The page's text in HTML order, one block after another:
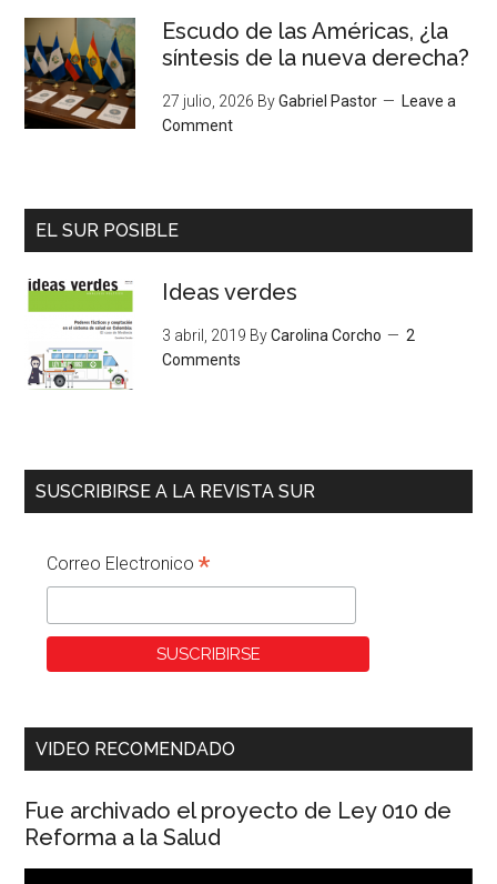
Escudo de las Américas, ¿la
síntesis de la nueva derecha?
27 julio, 2026 ByGabriel Pastor
Leave a
Comment
EL SUR POSIBLE
Ideas verdes
3 abril, 2019 ByCarolina Corcho
2
Comments
SUSCRIBIRSE A LA REVISTA SUR
Correo Electronico*
VIDEO RECOMENDADO
Fue archivado el proyecto de Ley 010 de
Reforma a la Salud